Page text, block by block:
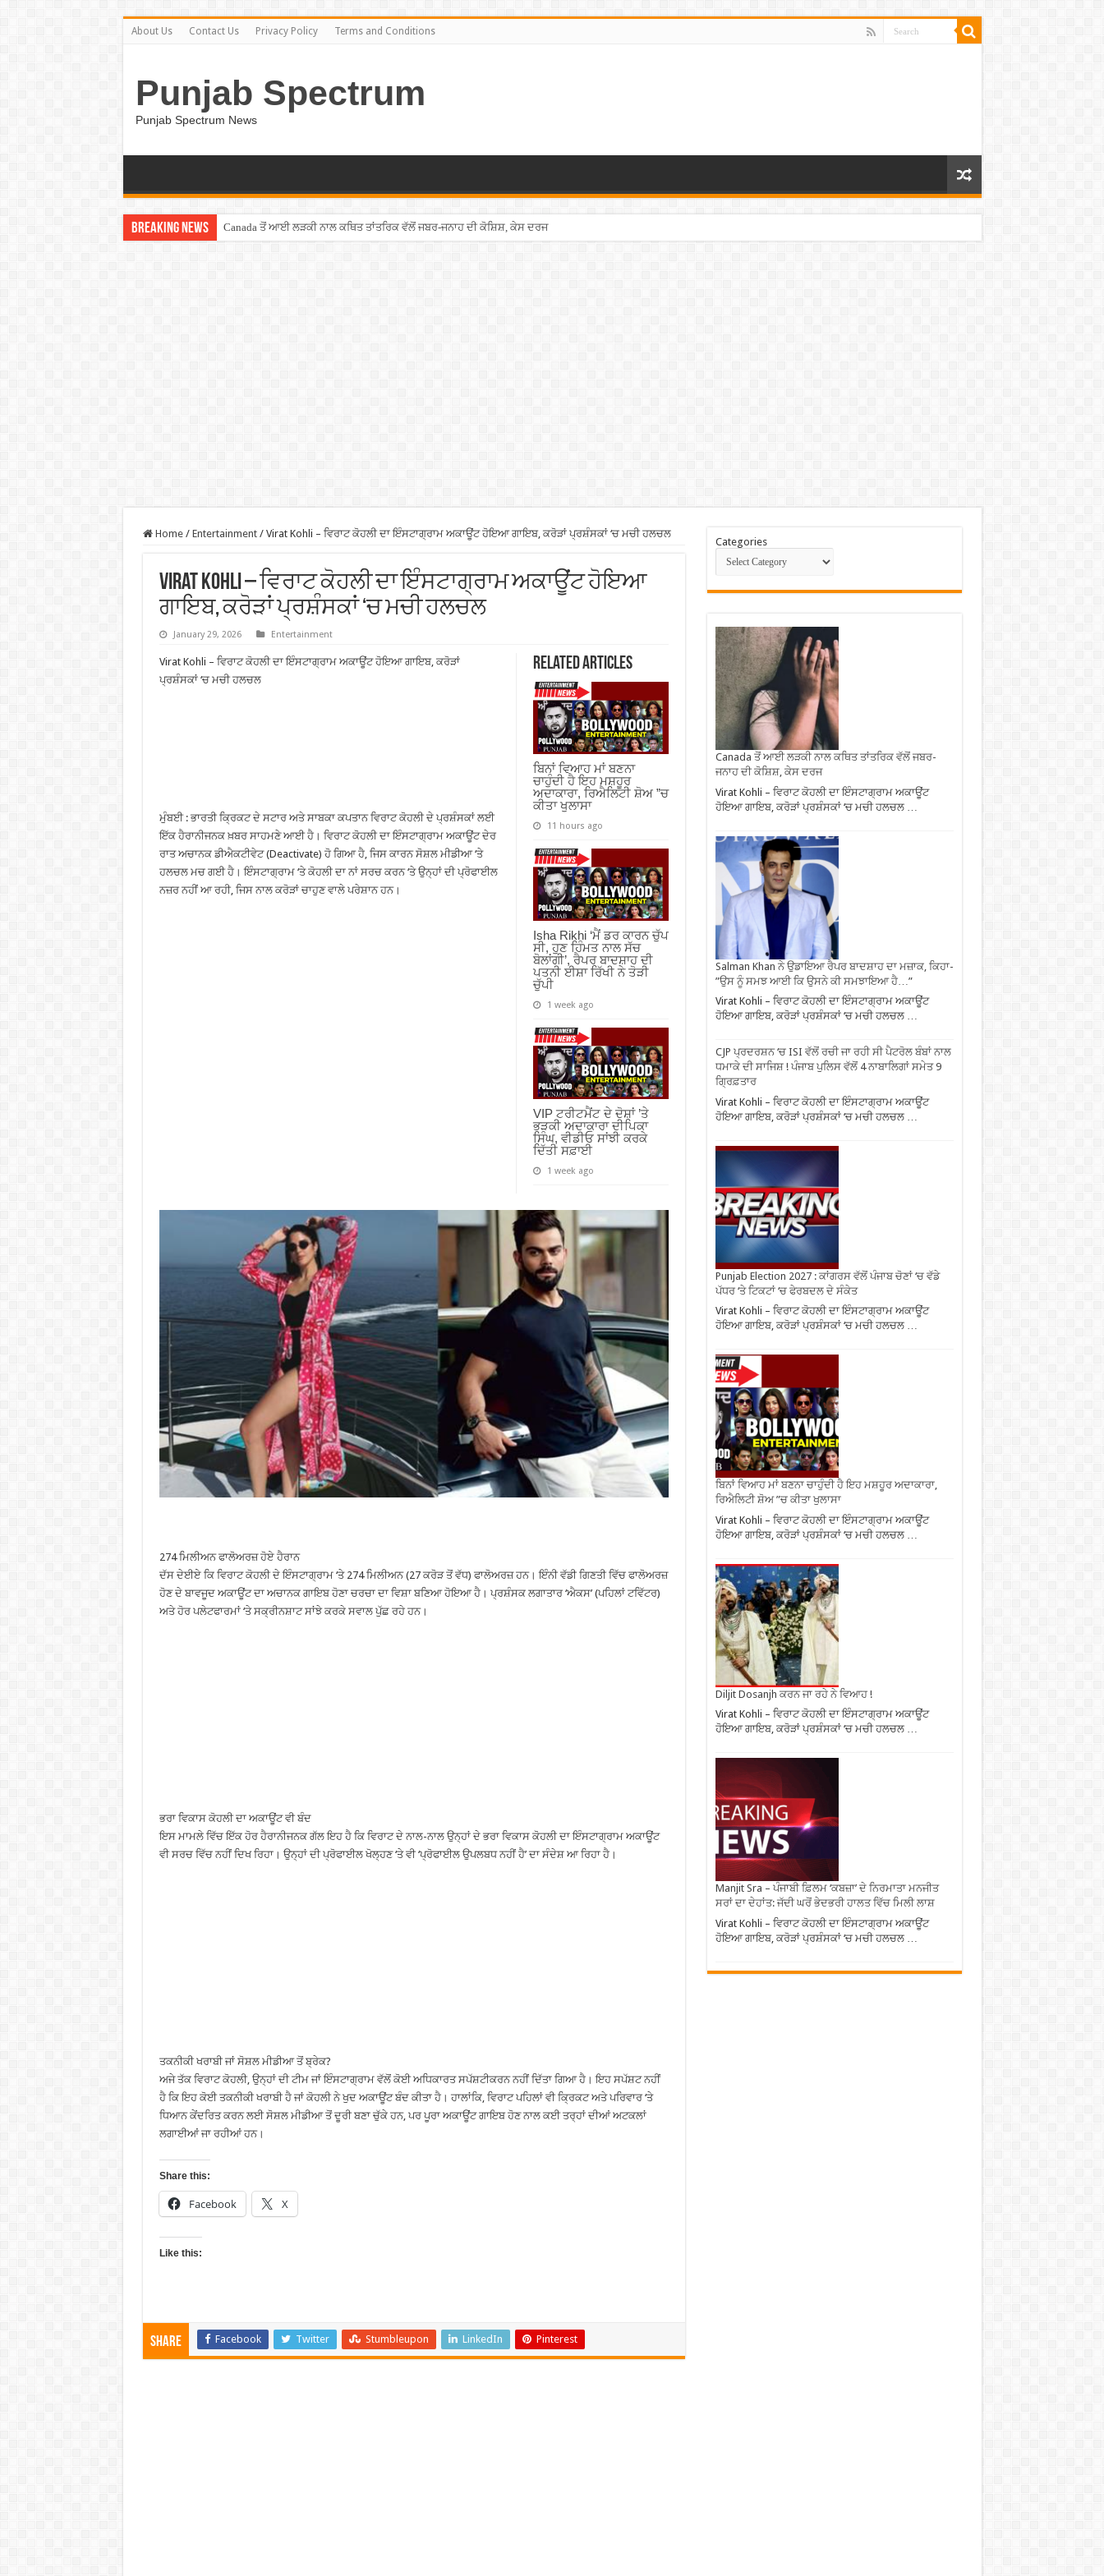
About Us Contact Us Privacy Policy Terms and Conditions
Punjab Spectrum
Punjab Spectrum News
Breaking News Canada ਤੋਂ ਆਈ ਲੜਕੀ ਨਾਲ ਕਥਿਤ ਤਾਂਤਰਿਕ ਵੱਲੋਂ ਜਬਰ-ਜਨਾਹ ਦੀ ਕੋਸ਼ਿਸ਼, ਕੇਸ ਦਰਜ
Home / Entertainment / Virat Kohli – ਵਿਰਾਟ ਕੋਹਲੀ ਦਾ ਇੰਸਟਾਗ੍ਰਾਮ ਅਕਾਊਂਟ ਹੋਇਆ ਗਾਇਬ, ਕਰੋੜਾਂ ਪ੍ਰਸ਼ੰਸਕਾਂ ‘ਚ ਮਚੀ ਹਲਚਲ
Virat Kohli – ਵਿਰਾਟ ਕੋਹਲੀ ਦਾ ਇੰਸਟਾਗ੍ਰਾਮ ਅਕਾਊਂਟ ਹੋਇਆ
ਗਾਇਬ, ਕਰੋੜਾਂ ਪ੍ਰਸ਼ੰਸਕਾਂ ‘ਚ ਮਚੀ ਹਲਚਲ
January 29, 2026 Entertainment
Related Articles
ਬਿਨਾਂ ਵਿਆਹ ਮਾਂ ਬਣਨਾ
ਚਾਹੁੰਦੀ ਹੈ ਇਹ ਮਸ਼ਹੂਰ
ਅਦਾਕਾਰਾ, ਰਿਐਲਿਟੀ ਸ਼ੋਅ ”ਚ
ਕੀਤਾ ਖੁਲਾਸਾ
11 hours ago
Isha Rikhi ‘ਮੈਂ ਡਰ ਕਾਰਨ ਚੁੱਪ
ਸੀ, ਹੁਣ ਹਿੰਮਤ ਨਾਲ ਸੱਚ
ਬੋਲਾਂਗੀ’, ਰੈਪਰ ਬਾਦਸ਼ਾਹ ਦੀ
ਪਤਨੀ ਈਸ਼ਾ ਰਿੱਖੀ ਨੇ ਤੋੜੀ
ਚੁੱਪੀ
1 week ago
VIP ਟਰੀਟਮੈਂਟ ਦੇ ਦੋਸ਼ਾਂ ’ਤੇ
ਭੜਕੀ ਅਦਾਕਾਰਾ ਦੀਪਿਕਾ
ਸਿੰਘ, ਵੀਡੀਓ ਸਾਂਝੀ ਕਰਕੇ
ਦਿੱਤੀ ਸਫ਼ਾਈ
1 week ago
Virat Kohli – ਵਿਰਾਟ ਕੋਹਲੀ ਦਾ ਇੰਸਟਾਗ੍ਰਾਮ ਅਕਾਊਂਟ ਹੋਇਆ ਗਾਇਬ, ਕਰੋੜਾਂ
ਪ੍ਰਸ਼ੰਸਕਾਂ ‘ਚ ਮਚੀ ਹਲਚਲ
ਮੁੰਬਈ : ਭਾਰਤੀ ਕ੍ਰਿਕਟ ਦੇ ਸਟਾਰ ਅਤੇ ਸਾਬਕਾ ਕਪਤਾਨ ਵਿਰਾਟ ਕੋਹਲੀ ਦੇ ਪ੍ਰਸ਼ੰਸਕਾਂ ਲਈ
ਇੱਕ ਹੈਰਾਨੀਜਨਕ ਖ਼ਬਰ ਸਾਹਮਣੇ ਆਈ ਹੈ। ਵਿਰਾਟ ਕੋਹਲੀ ਦਾ ਇੰਸਟਾਗ੍ਰਾਮ ਅਕਾਊਂਟ ਦੇਰ
ਰਾਤ ਅਚਾਨਕ ਡੀਐਕਟੀਵੇਟ (Deactivate) ਹੋ ਗਿਆ ਹੈ, ਜਿਸ ਕਾਰਨ ਸੋਸ਼ਲ ਮੀਡੀਆ ‘ਤੇ
ਹਲਚਲ ਮਚ ਗਈ ਹੈ। ਇੰਸਟਾਗ੍ਰਾਮ ‘ਤੇ ਕੋਹਲੀ ਦਾ ਨਾਂ ਸਰਚ ਕਰਨ ‘ਤੇ ਉਨ੍ਹਾਂ ਦੀ ਪ੍ਰੋਫਾਈਲ
ਨਜ਼ਰ ਨਹੀਂ ਆ ਰਹੀ, ਜਿਸ ਨਾਲ ਕਰੋੜਾਂ ਚਾਹੁਣ ਵਾਲੇ ਪਰੇਸ਼ਾਨ ਹਨ।
274 ਮਿਲੀਅਨ ਫਾਲੋਅਰਜ਼ ਹੋਏ ਹੈਰਾਨ
ਦੱਸ ਦੇਈਏ ਕਿ ਵਿਰਾਟ ਕੋਹਲੀ ਦੇ ਇੰਸਟਾਗ੍ਰਾਮ ‘ਤੇ 274 ਮਿਲੀਅਨ (27 ਕਰੋੜ ਤੋਂ ਵੱਧ) ਫਾਲੋਅਰਜ਼ ਹਨ। ਇੰਨੀ ਵੱਡੀ ਗਿਣਤੀ ਵਿੱਚ ਫਾਲੋਅਰਜ਼
ਹੋਣ ਦੇ ਬਾਵਜੂਦ ਅਕਾਊਂਟ ਦਾ ਅਚਾਨਕ ਗਾਇਬ ਹੋਣਾ ਚਰਚਾ ਦਾ ਵਿਸ਼ਾ ਬਣਿਆ ਹੋਇਆ ਹੈ। ਪ੍ਰਸ਼ੰਸਕ ਲਗਾਤਾਰ ‘ਐਕਸ’ (ਪਹਿਲਾਂ ਟਵਿੱਟਰ)
ਅਤੇ ਹੋਰ ਪਲੇਟਫਾਰਮਾਂ ‘ਤੇ ਸਕ੍ਰੀਨਸ਼ਾਟ ਸਾਂਝੇ ਕਰਕੇ ਸਵਾਲ ਪੁੱਛ ਰਹੇ ਹਨ।
ਭਰਾ ਵਿਕਾਸ ਕੋਹਲੀ ਦਾ ਅਕਾਊਂਟ ਵੀ ਬੰਦ
ਇਸ ਮਾਮਲੇ ਵਿੱਚ ਇੱਕ ਹੋਰ ਹੈਰਾਨੀਜਨਕ ਗੱਲ ਇਹ ਹੈ ਕਿ ਵਿਰਾਟ ਦੇ ਨਾਲ-ਨਾਲ ਉਨ੍ਹਾਂ ਦੇ ਭਰਾ ਵਿਕਾਸ ਕੋਹਲੀ ਦਾ ਇੰਸਟਾਗ੍ਰਾਮ ਅਕਾਊਂਟ
ਵੀ ਸਰਚ ਵਿੱਚ ਨਹੀਂ ਦਿਖ ਰਿਹਾ। ਉਨ੍ਹਾਂ ਦੀ ਪ੍ਰੋਫਾਈਲ ਖੋਲ੍ਹਣ ‘ਤੇ ਵੀ ‘ਪ੍ਰੋਫਾਈਲ ਉਪਲਬਧ ਨਹੀਂ ਹੈ’ ਦਾ ਸੰਦੇਸ਼ ਆ ਰਿਹਾ ਹੈ।
ਤਕਨੀਕੀ ਖਰਾਬੀ ਜਾਂ ਸੋਸ਼ਲ ਮੀਡੀਆ ਤੋਂ ਬ੍ਰੇਕ?
ਅਜੇ ਤੱਕ ਵਿਰਾਟ ਕੋਹਲੀ, ਉਨ੍ਹਾਂ ਦੀ ਟੀਮ ਜਾਂ ਇੰਸਟਾਗ੍ਰਾਮ ਵੱਲੋਂ ਕੋਈ ਅਧਿਕਾਰਤ ਸਪੱਸ਼ਟੀਕਰਨ ਨਹੀਂ ਦਿੱਤਾ ਗਿਆ ਹੈ। ਇਹ ਸਪੱਸ਼ਟ ਨਹੀਂ
ਹੈ ਕਿ ਇਹ ਕੋਈ ਤਕਨੀਕੀ ਖਰਾਬੀ ਹੈ ਜਾਂ ਕੋਹਲੀ ਨੇ ਖੁਦ ਅਕਾਊਂਟ ਬੰਦ ਕੀਤਾ ਹੈ। ਹਾਲਾਂਕਿ, ਵਿਰਾਟ ਪਹਿਲਾਂ ਵੀ ਕ੍ਰਿਕਟ ਅਤੇ ਪਰਿਵਾਰ ‘ਤੇ
ਧਿਆਨ ਕੇਂਦਰਿਤ ਕਰਨ ਲਈ ਸੋਸ਼ਲ ਮੀਡੀਆ ਤੋਂ ਦੂਰੀ ਬਣਾ ਚੁੱਕੇ ਹਨ, ਪਰ ਪੂਰਾ ਅਕਾਊਂਟ ਗਾਇਬ ਹੋਣ ਨਾਲ ਕਈ ਤਰ੍ਹਾਂ ਦੀਆਂ ਅਟਕਲਾਂ
ਲਗਾਈਆਂ ਜਾ ਰਹੀਆਂ ਹਨ।
Share this:
Facebook X
Like this:
Share Facebook Twitter Stumbleupon LinkedIn Pinterest
Categories
Canada ਤੋਂ ਆਈ ਲੜਕੀ ਨਾਲ ਕਥਿਤ ਤਾਂਤਰਿਕ ਵੱਲੋਂ ਜਬਰ-
ਜਨਾਹ ਦੀ ਕੋਸ਼ਿਸ਼, ਕੇਸ ਦਰਜ
Virat Kohli – ਵਿਰਾਟ ਕੋਹਲੀ ਦਾ ਇੰਸਟਾਗ੍ਰਾਮ ਅਕਾਊਂਟ
ਹੋਇਆ ਗਾਇਬ, ਕਰੋੜਾਂ ਪ੍ਰਸ਼ੰਸਕਾਂ ‘ਚ ਮਚੀ ਹਲਚਲ …
Salman Khan ਨੇ ਉਡਾਇਆ ਰੈਪਰ ਬਾਦਸ਼ਾਹ ਦਾ ਮਜ਼ਾਕ, ਕਿਹਾ-
”ਉਸ ਨੂੰ ਸਮਝ ਆਈ ਕਿ ਉਸਨੇ ਕੀ ਸਮਝਾਇਆ ਹੈ…”
Virat Kohli – ਵਿਰਾਟ ਕੋਹਲੀ ਦਾ ਇੰਸਟਾਗ੍ਰਾਮ ਅਕਾਊਂਟ
ਹੋਇਆ ਗਾਇਬ, ਕਰੋੜਾਂ ਪ੍ਰਸ਼ੰਸਕਾਂ ‘ਚ ਮਚੀ ਹਲਚਲ …
CJP ਪ੍ਰਦਰਸ਼ਨ ‘ਚ ISI ਵੱਲੋਂ ਰਚੀ ਜਾ ਰਹੀ ਸੀ ਪੈਟਰੋਲ ਬੰਬਾਂ ਨਾਲ
ਧਮਾਕੇ ਦੀ ਸਾਜਿਸ਼ ! ਪੰਜਾਬ ਪੁਲਿਸ ਵੱਲੋਂ 4 ਨਾਬਾਲਿਗਾਂ ਸਮੇਤ 9
ਗ੍ਰਿਫ਼ਤਾਰ
Virat Kohli – ਵਿਰਾਟ ਕੋਹਲੀ ਦਾ ਇੰਸਟਾਗ੍ਰਾਮ ਅਕਾਊਂਟ
ਹੋਇਆ ਗਾਇਬ, ਕਰੋੜਾਂ ਪ੍ਰਸ਼ੰਸਕਾਂ ‘ਚ ਮਚੀ ਹਲਚਲ …
Punjab Election 2027 : ਕਾਂਗਰਸ ਵੱਲੋਂ ਪੰਜਾਬ ਚੋਣਾਂ ‘ਚ ਵੱਡੇ
ਪੱਧਰ ‘ਤੇ ਟਿਕਟਾਂ ‘ਚ ਫੇਰਬਦਲ ਦੇ ਸੰਕੇਤ
Virat Kohli – ਵਿਰਾਟ ਕੋਹਲੀ ਦਾ ਇੰਸਟਾਗ੍ਰਾਮ ਅਕਾਊਂਟ
ਹੋਇਆ ਗਾਇਬ, ਕਰੋੜਾਂ ਪ੍ਰਸ਼ੰਸਕਾਂ ‘ਚ ਮਚੀ ਹਲਚਲ …
ਬਿਨਾਂ ਵਿਆਹ ਮਾਂ ਬਣਨਾ ਚਾਹੁੰਦੀ ਹੈ ਇਹ ਮਸ਼ਹੂਰ ਅਦਾਕਾਰਾ,
ਰਿਐਲਿਟੀ ਸ਼ੋਅ ”ਚ ਕੀਤਾ ਖੁਲਾਸਾ
Virat Kohli – ਵਿਰਾਟ ਕੋਹਲੀ ਦਾ ਇੰਸਟਾਗ੍ਰਾਮ ਅਕਾਊਂਟ
ਹੋਇਆ ਗਾਇਬ, ਕਰੋੜਾਂ ਪ੍ਰਸ਼ੰਸਕਾਂ ‘ਚ ਮਚੀ ਹਲਚਲ …
Diljit Dosanjh ਕਰਨ ਜਾ ਰਹੇ ਨੇ ਵਿਆਹ !
Virat Kohli – ਵਿਰਾਟ ਕੋਹਲੀ ਦਾ ਇੰਸਟਾਗ੍ਰਾਮ ਅਕਾਊਂਟ
ਹੋਇਆ ਗਾਇਬ, ਕਰੋੜਾਂ ਪ੍ਰਸ਼ੰਸਕਾਂ ‘ਚ ਮਚੀ ਹਲਚਲ …
Manjit Sra – ਪੰਜਾਬੀ ਫ਼ਿਲਮ ‘ਕਬਜ਼ਾ’ ਦੇ ਨਿਰਮਾਤਾ ਮਨਜੀਤ
ਸਰਾਂ ਦਾ ਦੇਹਾਂਤ: ਜੱਦੀ ਘਰੋਂ ਭੇਦਭਰੀ ਹਾਲਤ ਵਿੱਚ ਮਿਲੀ ਲਾਸ਼
Virat Kohli – ਵਿਰਾਟ ਕੋਹਲੀ ਦਾ ਇੰਸਟਾਗ੍ਰਾਮ ਅਕਾਊਂਟ
ਹੋਇਆ ਗਾਇਬ, ਕਰੋੜਾਂ ਪ੍ਰਸ਼ੰਸਕਾਂ ‘ਚ ਮਚੀ ਹਲਚਲ …